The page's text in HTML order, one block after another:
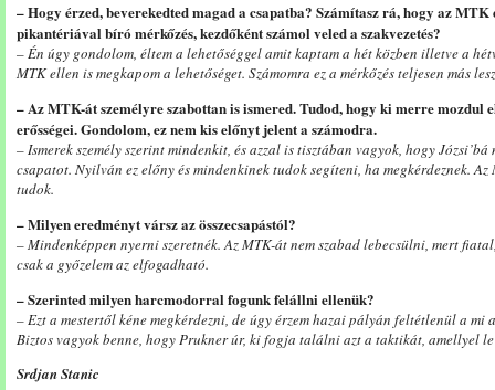
– Hogy érzed, beverekedted magad a csapatba? Számítasz rá, hogy az
pikantériával bíró mérkőzés, kezdőként számol veled a szakvezetés?
– Én úgy gondolom, éltem a lehetőséggel amit kaptam a hét közben illetve a
MTK ellen is megkapom a lehetőséget. Számomra ez a mérkőzés teljesen más
– Az MTK-át személyre szabottan is ismered. Tudod, hogy ki merre mozdul
erősségei. Gondolom, ez nem kis előnyt jelent a számodra.
– Ismerek személy szerint mindenkit, és azzal is tisztában vagyok, hogy
csapatot. Nyilván ez előny és mindenkinek tudok segíteni, ha megkérdeznek.
tudok.
– Milyen eredményt vársz az összecsapástól?
– Mindenképpen nyerni szeretnék. Az MTK-át nem szabad lebecsülni, mert
csak a győzelem az elfogadható.
– Szerinted milyen harcmodorral fogunk felállni ellenük?
– Ezt a mestertől kéne megkérdezni, de úgy érzem hazai pályán feltétlenül a
Biztos vagyok benne, hogy Prukner úr, ki fogja találni azt a taktikát, amellyel
Srdjan Stanic